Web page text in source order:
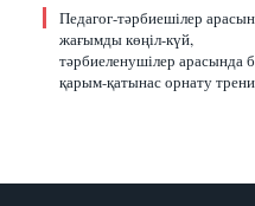
Педагог-тәрбиешілер
жағымды көңіл-күй,
тәрбиеленушілер арасында
қарым-қатынас орнату